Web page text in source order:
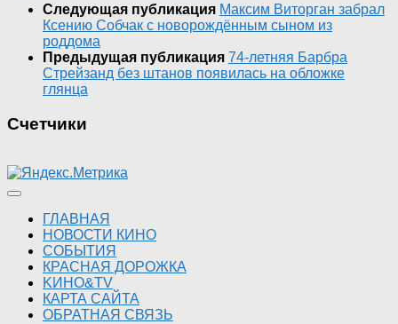
Следующая публикация Максим Виторган забрал
Ксению Собчак с новорождённым сыном из
роддома
Предыдущая публикация 74-летняя Барбра
Стрейзанд без штанов появилась на обложке
глянца
Счетчики
ГЛАВНАЯ
НОВОСТИ КИНО
СОБЫТИЯ
КРАСНАЯ ДОРОЖКА
KИНО&TV
КАРТА САЙТА
ОБРАТНАЯ СВЯЗЬ